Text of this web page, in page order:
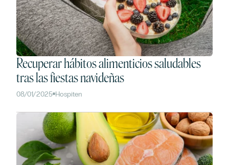
Recuperar hábitos alimenticios saludables
tras las fiestas navideñas
08/01/2025 Hospiten